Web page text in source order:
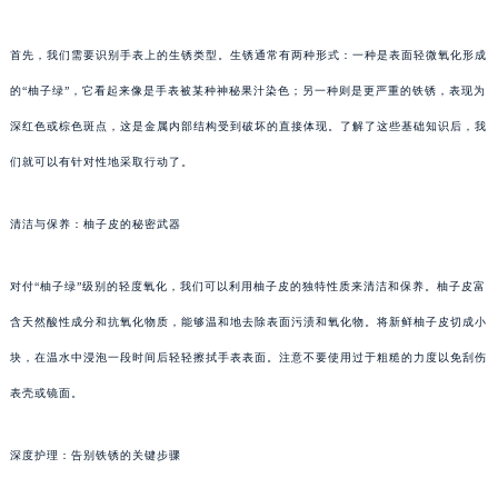
首先，我们需要识别手表上的生锈类型。生锈通常有两种形式：一种是表面轻微氧化形成
的“柚子绿”，它看起来像是手表被某种神秘果汁染色；另一种则是更严重的铁锈，表现为
深红色或棕色斑点，这是金属内部结构受到破坏的直接体现。了解了这些基础知识后，我
们就可以有针对性地采取行动了。
清洁与保养：柚子皮的秘密武器
对付“柚子绿”级别的轻度氧化，我们可以利用柚子皮的独特性质来清洁和保养。柚子皮富
含天然酸性成分和抗氧化物质，能够温和地去除表面污渍和氧化物。将新鲜柚子皮切成小
块，在温水中浸泡一段时间后轻轻擦拭手表表面。注意不要使用过于粗糙的力度以免刮伤
表壳或镜面。
深度护理：告别铁锈的关键步骤